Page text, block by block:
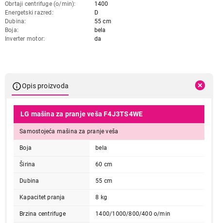
Obrtaji centrifuge (o/min)
1400
Energetski razred
D
Dubina
55 cm
Boja
bela
Inverter motor
da
Opis proizvoda
LG mašina za pranje veša F4J3TS4WE
Samostojeća mašina za pranje veša
Boja bela
Širina 60 cm
Dubina 55 cm
Kapacitet pranja 8 kg
Brzina centrifuge 1400/1000/800/400 o/min